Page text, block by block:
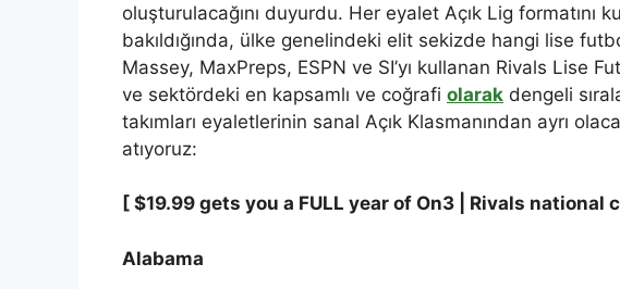
oluşturulacağını duyurdu. Her eyalet Açık Lig formatını
bakıldığında, ülke genelindeki elit sekizde hangi lise
Massey, MaxPreps, ESPN ve SI’yı kullanan Rivals Lise
ve sektördeki en kapsamlı ve coğrafi olarak dengeli
takımları eyaletlerinin sanal Açık Klasmanından ayrı
atıyoruz:
[ $19.99 gets you a FULL year of On3 | Rivals national
Alabama